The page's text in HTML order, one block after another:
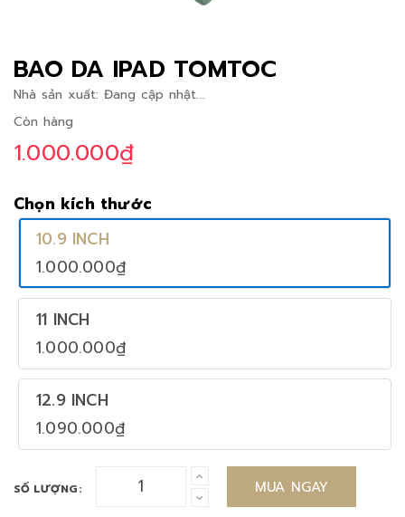
BAO DA IPAD TOMTOC
Nhà sản xuất: Đang cập nhật...
Còn hàng
1.000.000₫
Chọn kích thước
10.9 INCH
1.000.000₫
11 INCH
1.000.000₫
12.9 INCH
1.090.000₫
SỐ LƯỢNG: MUA NGAY